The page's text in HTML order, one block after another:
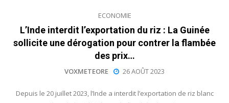
ECONOMIE
L’Inde interdit l’exportation du riz : La Guinée
sollicite une dérogation pour contrer la flambée
des prix…
VOXMETEORE 26 AOÛT 2023
Depuis le 20 juillet 2023, l’Inde a interdit l’exportation de riz blanc